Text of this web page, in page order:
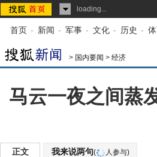
loading...
首页 - 新闻 - 军事 - 文化 - 历史 -
> 国内要闻 > 经济
马云一夜之间蒸
正文 我来说两句( 人参与)